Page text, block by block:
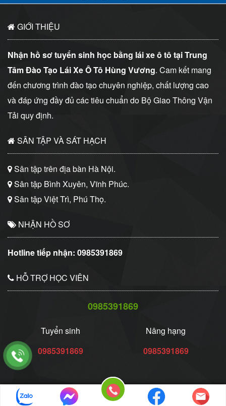
GIỚI THIỆU
Nhận hồ sơ tuyển sinh học bằng lái xe ô tô tại Trung
Tâm Đào Tạo Lái Xe Ô Tô Hùng Vương. Cam kết mang
đến chương trình đào tạo chuyên nghiệp, chất lượng cao
và đáp ứng đầy đủ các tiêu chuẩn do Bộ Giao Thông Vận
Tải quy định.
SÂN TẬP VÀ SÁT HẠCH
Sân tập trên địa bàn Hà Nội.
Sân tập Bình Xuyên, Vĩnh Phúc.
Sân tập Việt Trì, Phú Thọ.
NHẬN HỒ SƠ
Hotline tiếp nhận: 0985391869
HỖ TRỢ HỌC VIÊN
0985391869
Tuyển sinh
0985391869
Nâng hạng
0985391869